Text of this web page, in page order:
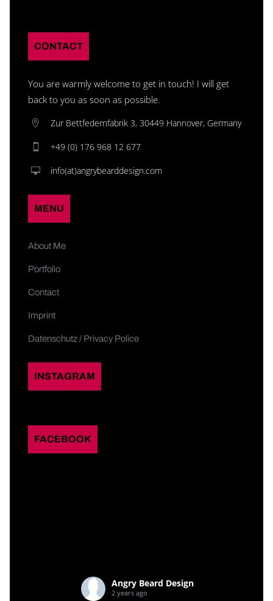
CONTACT
You are warmly welcome to get in touch! I will get
back to you as soon as possible.
Zur Bettfedernfabrik 3, 30449 Hannover, Germany
+49 (0) 176 968 12 677
info(at)angrybearddesign.com
MENU
About Me
Portfolio
Contact
Imprint
Datenschutz / Privacy Police
INSTAGRAM
FACEBOOK
Angry Beard Design
2 years ago